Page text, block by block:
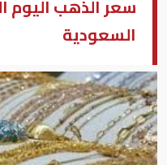
السعودية